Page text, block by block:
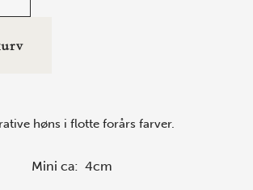
høns i flotte forårs farver.
Mini ca: 4cm